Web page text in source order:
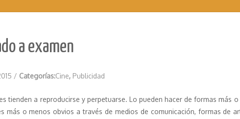
a examen
/ Categorías:Cine, Publicidad
tienden a reproducirse y perpetuarse. Lo pueden hacer de formas más
más o menos obvios a través de medios de comunicación, formas de